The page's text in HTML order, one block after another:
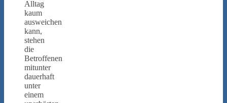
Alltag
kaum
ausweichen
kann,
stehen
die
Betroffenen
mitunter
dauerhaft
unter
einem